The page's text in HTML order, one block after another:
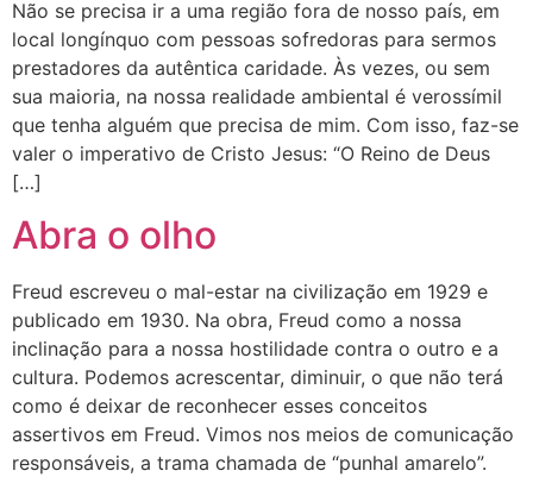
Não se precisa ir a uma região fora de nosso país, em
local longínquo com pessoas sofredoras para sermos
prestadores da autêntica caridade. Às vezes, ou sem
sua maioria, na nossa realidade ambiental é verossímil
que tenha alguém que precisa de mim. Com isso, faz-se
valer o imperativo de Cristo Jesus: “O Reino de Deus
[…]
Abra o olho
Freud escreveu o mal-estar na civilização em 1929 e
publicado em 1930. Na obra, Freud como a nossa
inclinação para a nossa hostilidade contra o outro e a
cultura. Podemos acrescentar, diminuir, o que não terá
como é deixar de reconhecer esses conceitos
assertivos em Freud. Vimos nos meios de comunicação
responsáveis, a trama chamada de “punhal amarelo”.